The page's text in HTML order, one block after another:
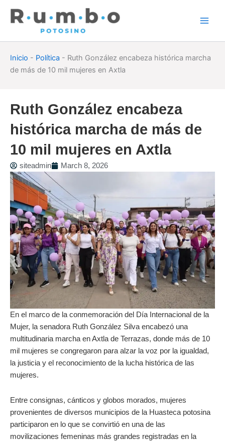
Inicio - Política - Ruth González encabeza histórica marcha
de más de 10 mil mujeres en Axtla
Ruth González encabeza
histórica marcha de más de
10 mil mujeres en Axtla
siteadmin March 8, 2026
En el marco de la conmemoración del Día Internacional de la
Mujer, la senadora Ruth González Silva encabezó una
multitudinaria marcha en Axtla de Terrazas, donde más de 10
mil mujeres se congregaron para alzar la voz por la igualdad,
la justicia y el reconocimiento de la lucha histórica de las
mujeres.
Entre consignas, cánticos y globos morados, mujeres
provenientes de diversos municipios de la Huasteca potosina
participaron en lo que se convirtió en una de las
movilizaciones femeninas más grandes registradas en la